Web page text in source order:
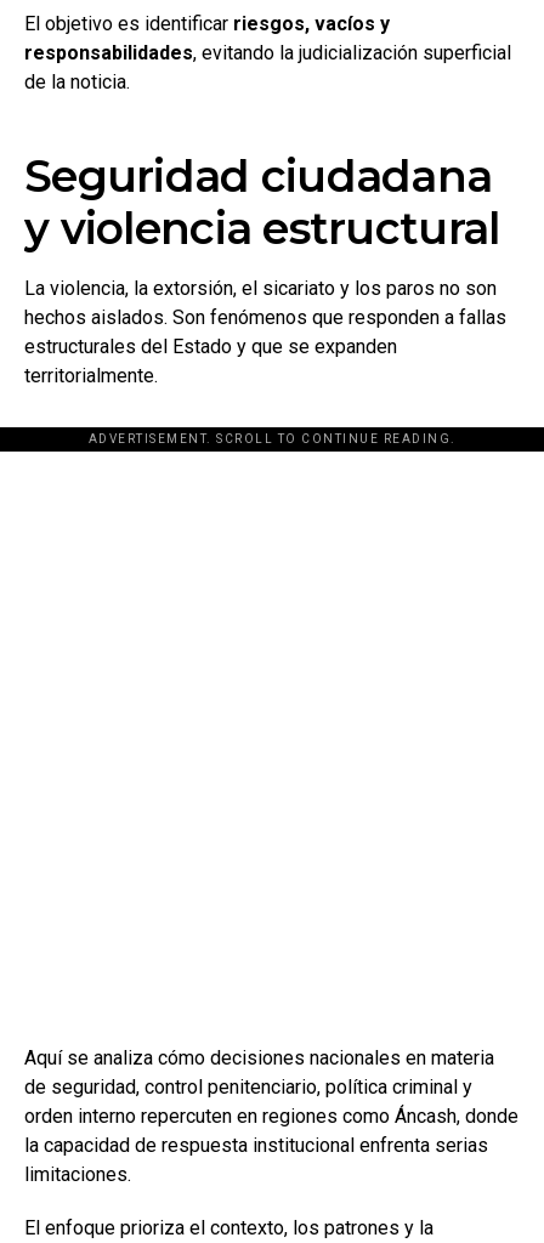
El objetivo es identificar riesgos, vacíos y
responsabilidades, evitando la judicialización superficial
de la noticia.
Seguridad ciudadana
y violencia estructural
La violencia, la extorsión, el sicariato y los paros no son
hechos aislados. Son fenómenos que responden a fallas
estructurales del Estado y que se expanden
territorialmente.
ADVERTISEMENT. SCROLL TO CONTINUE READING.
Aquí se analiza cómo decisiones nacionales en materia
de seguridad, control penitenciario, política criminal y
orden interno repercuten en regiones como Áncash, donde
la capacidad de respuesta institucional enfrenta serias
limitaciones.
El enfoque prioriza el contexto, los patrones y la